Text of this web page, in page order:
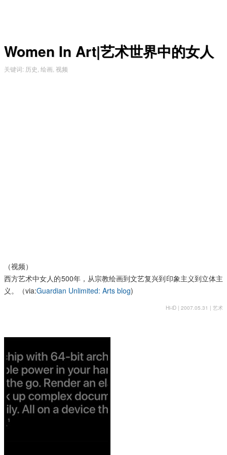
Women In Art|艺术世界中的女人
关键词: 历史 绘画 视频
（视频）
西方艺术中女人的500年，从宗教绘画到文艺复兴到印象主义到立体主
义。（via:Guardian Unlimited: Arts blog)
Hi-iD | 2007.05.31 | 艺术
投靠，还
是偷师